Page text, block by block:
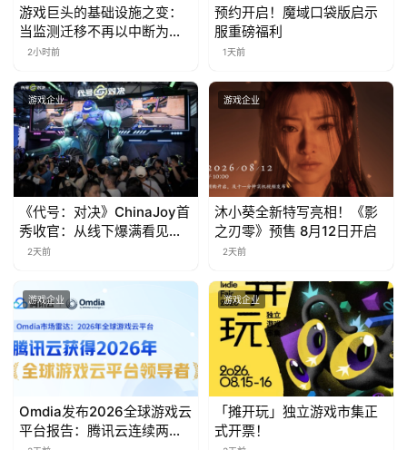
中
国
游戏巨头的基础设施之变：
当监测迁移不再以中断为代
价2小时前
预约开启！魔域口袋版启示
服重磅福利
1天前
游戏企业
《代号：对决》ChinaJoy首
秀收官：从线下爆满看见玩
家的真实期待
2天前
游戏企业
沐小葵全新特写亮相！《影
之刃零》预售 8月12日开启
2天前
游戏企业
Omdia发布2026全球游戏云
平台报告：腾讯云连续两年
游戏企业
「摊开玩」独立游戏市集正
式开票！